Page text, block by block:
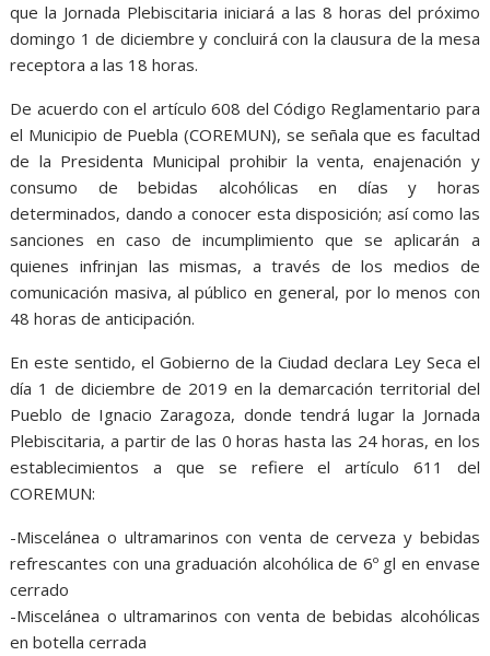
que la Jornada Plebiscitaria iniciará a las 8 horas del próximo
domingo 1 de diciembre y concluirá con la clausura de la mesa
receptora a las 18 horas.
De acuerdo con el artículo 608 del Código Reglamentario para
el Municipio de Puebla (COREMUN), se señala que es facultad
de la Presidenta Municipal prohibir la venta, enajenación y
consumo de bebidas alcohólicas en días y horas
determinados, dando a conocer esta disposición; así como las
sanciones en caso de incumplimiento que se aplicarán a
quienes infrinjan las mismas, a través de los medios de
comunicación masiva, al público en general, por lo menos con
48 horas de anticipación.
En este sentido, el Gobierno de la Ciudad declara Ley Seca el
día 1 de diciembre de 2019 en la demarcación territorial del
Pueblo de Ignacio Zaragoza, donde tendrá lugar la Jornada
Plebiscitaria, a partir de las 0 horas hasta las 24 horas, en los
establecimientos a que se refiere el artículo 611 del
COREMUN:
-Miscelánea o ultramarinos con venta de cerveza y bebidas
refrescantes con una graduación alcohólica de 6º gl en envase
cerrado
-Miscelánea o ultramarinos con venta de bebidas alcohólicas
en botella cerrada